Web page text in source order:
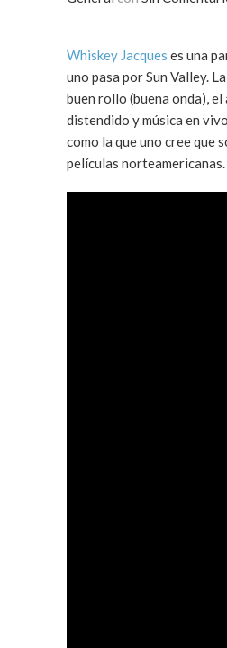
Whiskey Jacques es una
uno pasa por Sun Valley.
buen rollo (buena onda), el
distendido y música en vivo. La música
como la que uno cree que
películas norteamericanas.